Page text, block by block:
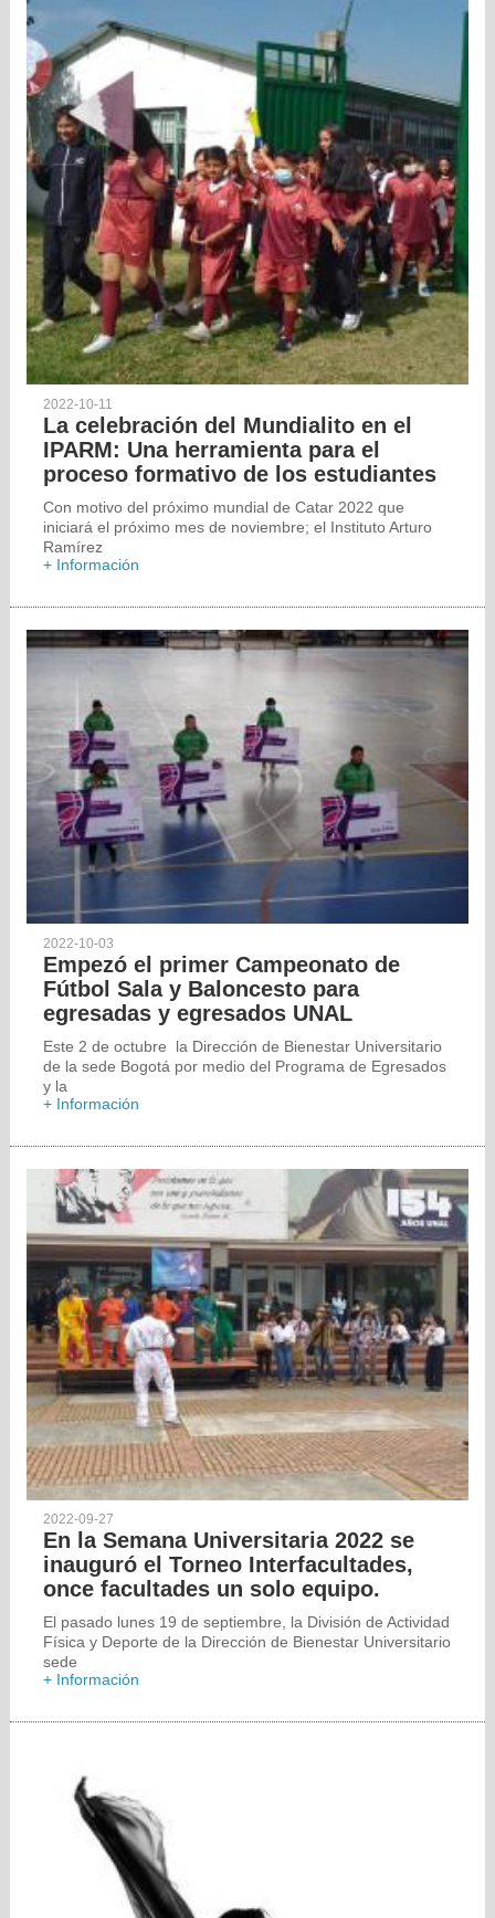
2022-10-11
La celebración del Mundialito en el
IPARM: Una herramienta para el
proceso formativo de los estudiantes
Con motivo del próximo mundial de Catar 2022 que
iniciará el próximo mes de noviembre; el Instituto Arturo
Ramírez
+ Información
2022-10-03
Empezó el primer Campeonato de
Fútbol Sala y Baloncesto para
egresadas y egresados UNAL
Este 2 de octubre la Dirección de Bienestar Universitario
de la sede Bogotá por medio del Programa de Egresados
y la
+ Información
2022-09-27
En la Semana Universitaria 2022 se
inauguró el Torneo Interfacultades,
once facultades un solo equipo.
El pasado lunes 19 de septiembre, la División de Actividad
Física y Deporte de la Dirección de Bienestar Universitario
sede
+ Información